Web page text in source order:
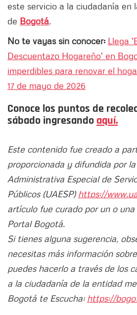
este servicio a la ciudadanía en
de Bogotá.
No te vayas sin conocer: Llega
Descuentazo Hogareño' en
imperdibles para renovar el
17 de mayo de 2026
Conoce los puntos de
sábado ingresando aquí.
Este contenido fue creado a
proporcionada y difundida por
Administrativa Especial de
Públicos (UAESP) https://
artículo fue curado por un o
Portal Bogotá.
Si tienes alguna sugerencia,
necesitas más información
puedes hacerlo a través de los
a la ciudadanía de la entidad
Bogotá te Escucha: https://